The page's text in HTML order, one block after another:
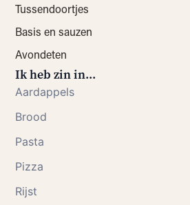
Tussendoortjes
Basis en sauzen
Avondeten
Ik heb zin in...
Aardappels
Brood
Pasta
Pizza
Rijst